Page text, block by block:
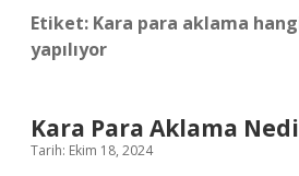
Etiket: Kara para aklama
yapılıyor
Kara Para Aklama
Tarih: Ekim 18, 2024